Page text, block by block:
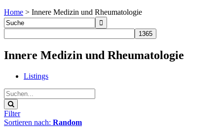
Home > Innere Medizin und Rheumatologie
Innere Medizin und Rheumatologie
Listings
Filter
Sortieren nach: Random